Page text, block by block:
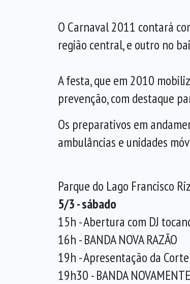
O Carnaval 2011 contará
região central, e outro no
A festa, que em 2010
prevenção, com destaque
Os preparativos em
ambulâncias e unidades
Parque do Lago Francisco
5/3 - sábado
15h - Abertura com DJ
16h - BANDA NOVA RAZÃO
19h - Apresentação da Corte
19h30 - BANDA NOVAMENTE